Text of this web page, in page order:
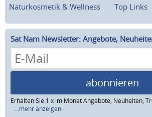
Naturkosmetik & Wellness
Top Links
Sat Nam Newsletter: Angebote,
abonnieren
Erhalten Sie 1 x im Monat Angebote, Neuheiten,
...mehr anzeigen